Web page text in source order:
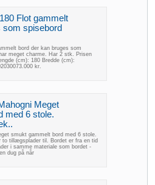
Flot gammelt
som spisebord
bord der kan bruges som
meget charme. Har 2 stk. Prisen
(cm): 180 Bredde (cm):
kr.
Meget
med 6 stole.
smukt gammelt bord med 6 stole.
to tillægsplader til. Bordet er fra en tid
i samme materiale som bordet -
dug på når